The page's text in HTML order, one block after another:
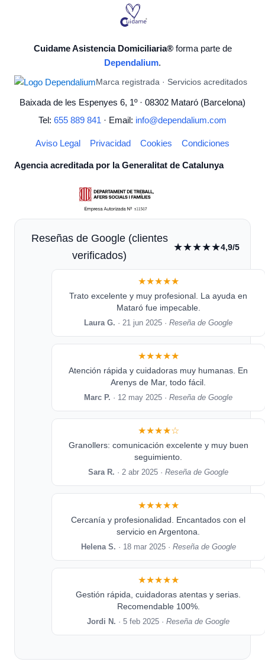
Cuidame Asistencia Domiciliaria®forma parte de
Dependalium.
Marca registrada · Servicios acreditados
Baixada de les Espenyes 6, 1º · 08302 Mataró (Barcelona)
Tel: 655 889 841 · Email: info@dependalium.com
Aviso Legal Privacidad Cookies Condiciones
Agencia acreditada por la Generalitat de Catalunya
Reseñas de Google (clientes
verificados)
★★★★★4,9/5
★★★★★
Trato excelente y muy profesional. La ayuda en
Mataró fue impecable.
Laura G. · 21 jun 2025 ·Reseña de Google
★★★★★
Atención rápida y cuidadoras muy humanas. En
Arenys de Mar, todo fácil.
Marc P. · 12 may 2025 ·Reseña de Google
★★★★☆
Granollers: comunicación excelente y muy buen
seguimiento.
Sara R. · 2 abr 2025 ·Reseña de Google
★★★★★
Cercanía y profesionalidad. Encantados con el
servicio en Argentona.
Helena S. · 18 mar 2025 · Reseña de Google
★★★★★
Gestión rápida, cuidadoras atentas y serias.
Recomendable 100%.
Jordi N. · 5 feb 2025 ·Reseña de Google